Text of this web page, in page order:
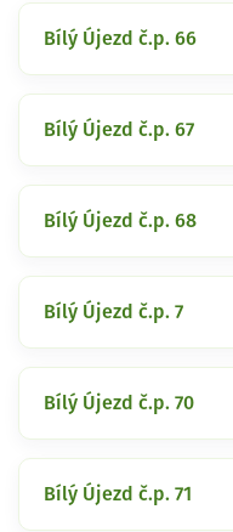
Bílý Újezd č.p. 66
Bílý Újezd č.p. 67
Bílý Újezd č.p. 68
Bílý Újezd č.p. 7
Bílý Újezd č.p. 70
Bílý Újezd č.p. 71